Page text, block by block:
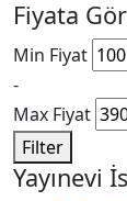
Fiyata
Min Fiyat
-
Max Fiyat
Filter
Yayınevi